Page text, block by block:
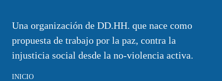
Una organización de DD.HH. que nace como
propuesta de trabajo por la paz, contra la
injusticia social desde la no-violencia activa.
INICIO